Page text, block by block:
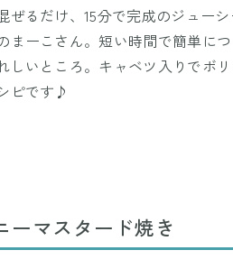
ぜるだけ、15分で完成のジュー
まーこさん。短い時間で簡単に
しいところ。キャベツ入りでボ
ピです♪
ーマスタード焼き